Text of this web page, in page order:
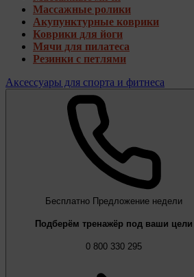
Массажные ролики
Акупунктурные коврики
Коврики для йоги
Мячи для пилатеса
Резинки с петлями
Аксессуары для спорта и фитнеса
Бесплатно Предложение недели
Подберём тренажёр под ваши цели
0 800 330 295